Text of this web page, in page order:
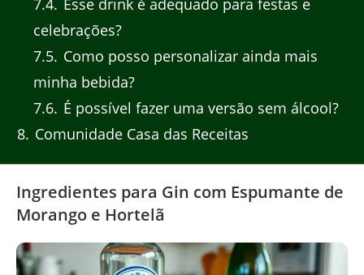
7.4
Esse drink é adequado para festas e
celebrações?
7.5 Como posso personalizar ainda mais
minha bebida?
7.6 É possível fazer uma versão sem álcool?
8 Comunidade Casa das Receitas
Ingredientes para Gin com Espumante de
Morango e Hortelã